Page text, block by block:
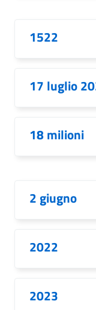
1522
17 luglio
18 milioni
2 giugno
2022
2023